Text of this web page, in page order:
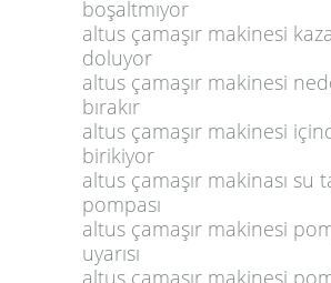
boşaltmıyor
altus çamaşır makinesi
doluyor
altus çamaşır makinesi
bırakır
altus çamaşır makinesi
birikiyor
altus çamaşır makinası su
pompası
altus çamaşır makinesi
uyarısı
altus çamaşır makinesi